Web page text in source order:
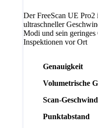
Der FreeScan UE Pro2
ultraschneller
Modi und sein
Inspektionen vor Ort
Genauigkeit
Volumetrische
Scan-
Punktabstand